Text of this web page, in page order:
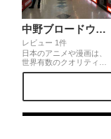
中野ブロードウェイ
レビュー 1件
日本のアニメや漫画は、
世界有数のクオリティを
誇ります。日本が生んだ
勢揃いする、ちょっとデ
れることができる場所。